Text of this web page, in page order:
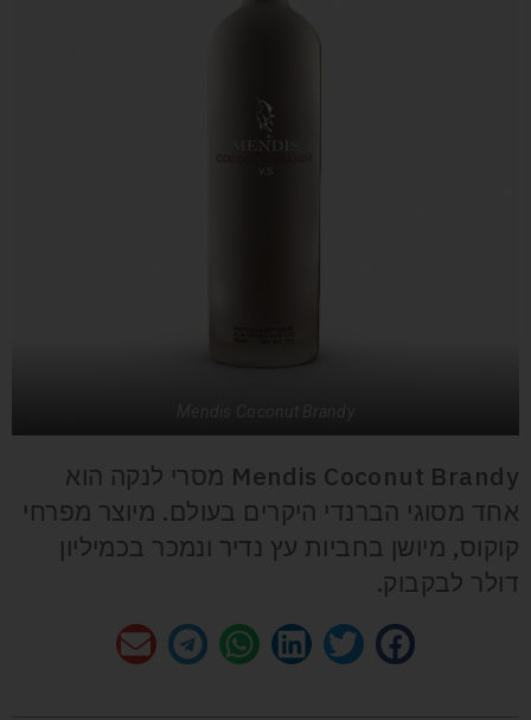
Mendis Coconut Brandy מסרי לנקה הוא
אחד מסוגי הברנדי היקרים בעולם. מיוצר מפרחי
קוקוס, מיושן בחביות עץ נדיר ונמכר בכמיליון
דולר לבקבוק.